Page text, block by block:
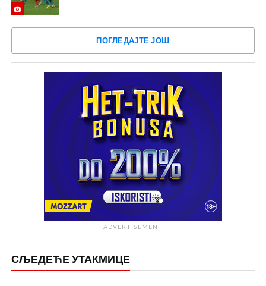
ПОГЛЕДАЈТЕ ЈОШ
ADVERTISEMENT
СЉЕДЕЋЕ УТАКМИЦЕ